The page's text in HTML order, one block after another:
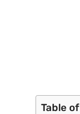
Table